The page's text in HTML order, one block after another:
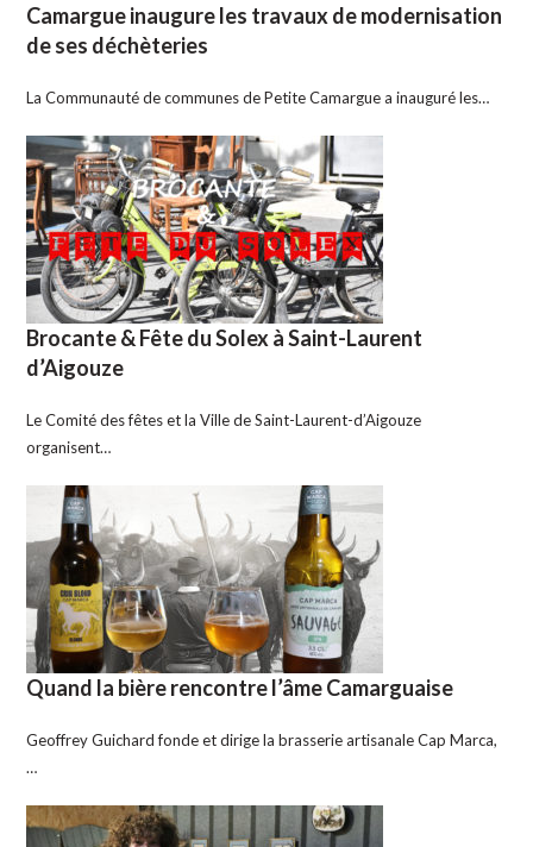
Camargue inaugure les travaux de modernisation
de ses déchèteries
La Communauté de communes de Petite Camargue a inauguré les…
Brocante & Fête du Solex à Saint-Laurent
d’Aigouze
Le Comité des fêtes et la Ville de Saint-Laurent-d’Aigouze
organisent…
Quand la bière rencontre l’âme Camarguaise
Geoffrey Guichard fonde et dirige la brasserie artisanale Cap Marca,
…